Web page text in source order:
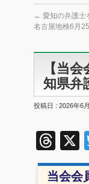
← 愛知の弁護
名古屋地検6月
【当
知県
投稿日 : 2026年6
当会会